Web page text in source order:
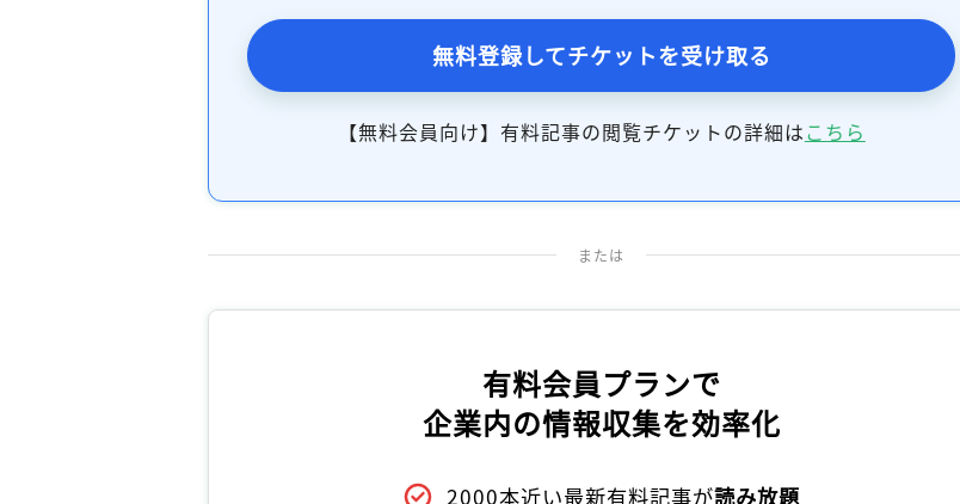
無料登録してチケットを受け取る
【無料会員向け】有料記事の閲覧チケットの詳細はこちら
または
有料会員プランで
企業内の情報収集を効率化
2000本近い最新有料記事が読み放題